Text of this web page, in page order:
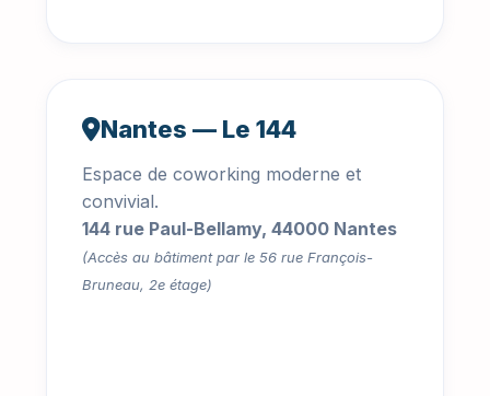
Nantes — Le 144
Espace de coworking moderne et
convivial.
144 rue Paul-Bellamy, 44000 Nantes
(Accès au bâtiment par le 56 rue François-
Bruneau, 2e étage)